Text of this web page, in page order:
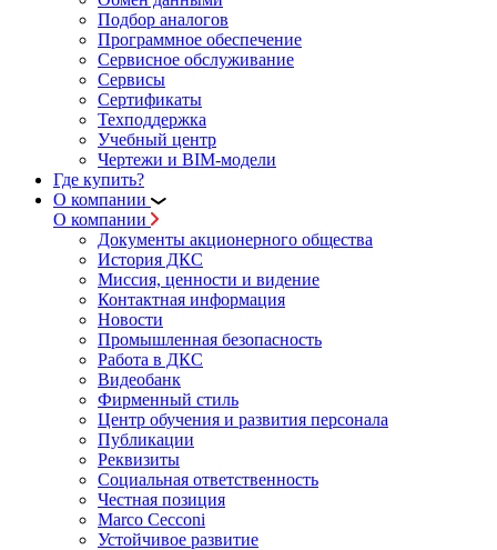
Подбор аналогов
Программное обеспечение
Сервисное обслуживание
Сервисы
Сертификаты
Техподдержка
Учебный центр
Чертежи и BIM-модели
Где купить?
О компании
О компании
Документы акционерного общества
История ДКС
Миссия, ценности и видение
Контактная информация
Новости
Промышленная безопасность
Работа в ДКС
Видеобанк
Фирменный стиль
Центр обучения и развития персонала
Публикации
Реквизиты
Социальная ответственность
Честная позиция
Marco Cecconi
Устойчивое развитие